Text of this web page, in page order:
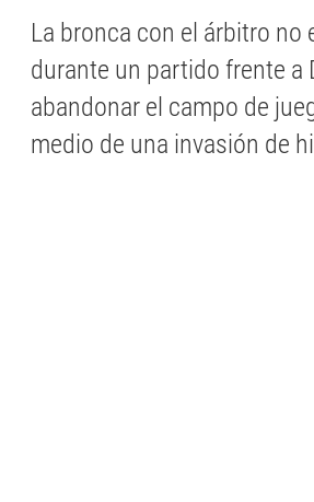
La bronca con el árbitro no
durante un partido frente a
abandonar el campo de
medio de una invasión de